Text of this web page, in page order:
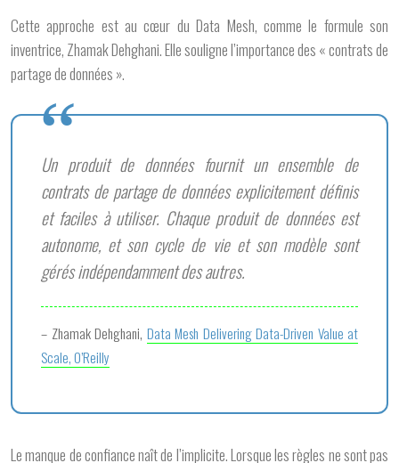
Cette approche est au cœur du Data Mesh, comme le formule son
inventrice, Zhamak Dehghani. Elle souligne l’importance des « contrats de
partage de données ».
Un produit de données fournit un ensemble de
contrats de partage de données explicitement définis
et faciles à utiliser. Chaque produit de données est
autonome, et son cycle de vie et son modèle sont
gérés indépendamment des autres.
– Zhamak Dehghani, Data Mesh Delivering Data-Driven Value at
Scale, O’Reilly
Le manque de confiance naît de l’implicite. Lorsque les règles ne sont pas